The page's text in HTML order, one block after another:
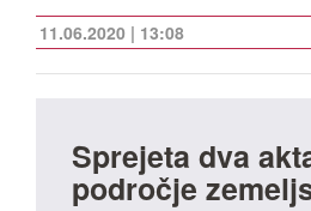
11.06.2020 | 13:08
Sprejeta dva
področje